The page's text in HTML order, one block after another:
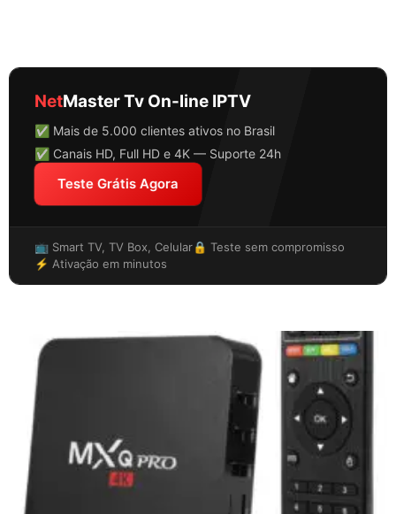
NetMaster Tv On-line IPTV
✅ Mais de 5.000 clientes ativos no Brasil
✅ Canais HD, Full HD e 4K — Suporte 24h
Teste Grátis Agora
📺 Smart TV, TV Box, Celular🔒 Teste sem compromisso
⚡ Ativação em minutos